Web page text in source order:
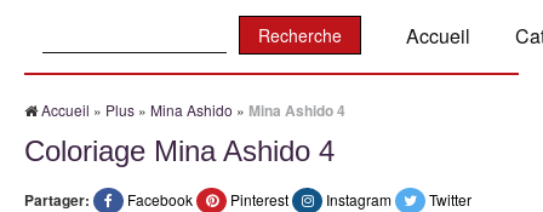
Accueil
Accueil » Plus » Mina Ashido » Mina Ashido 4
Coloriage Mina Ashido 4
Partager: Facebook Pinterest Instagram Twitter